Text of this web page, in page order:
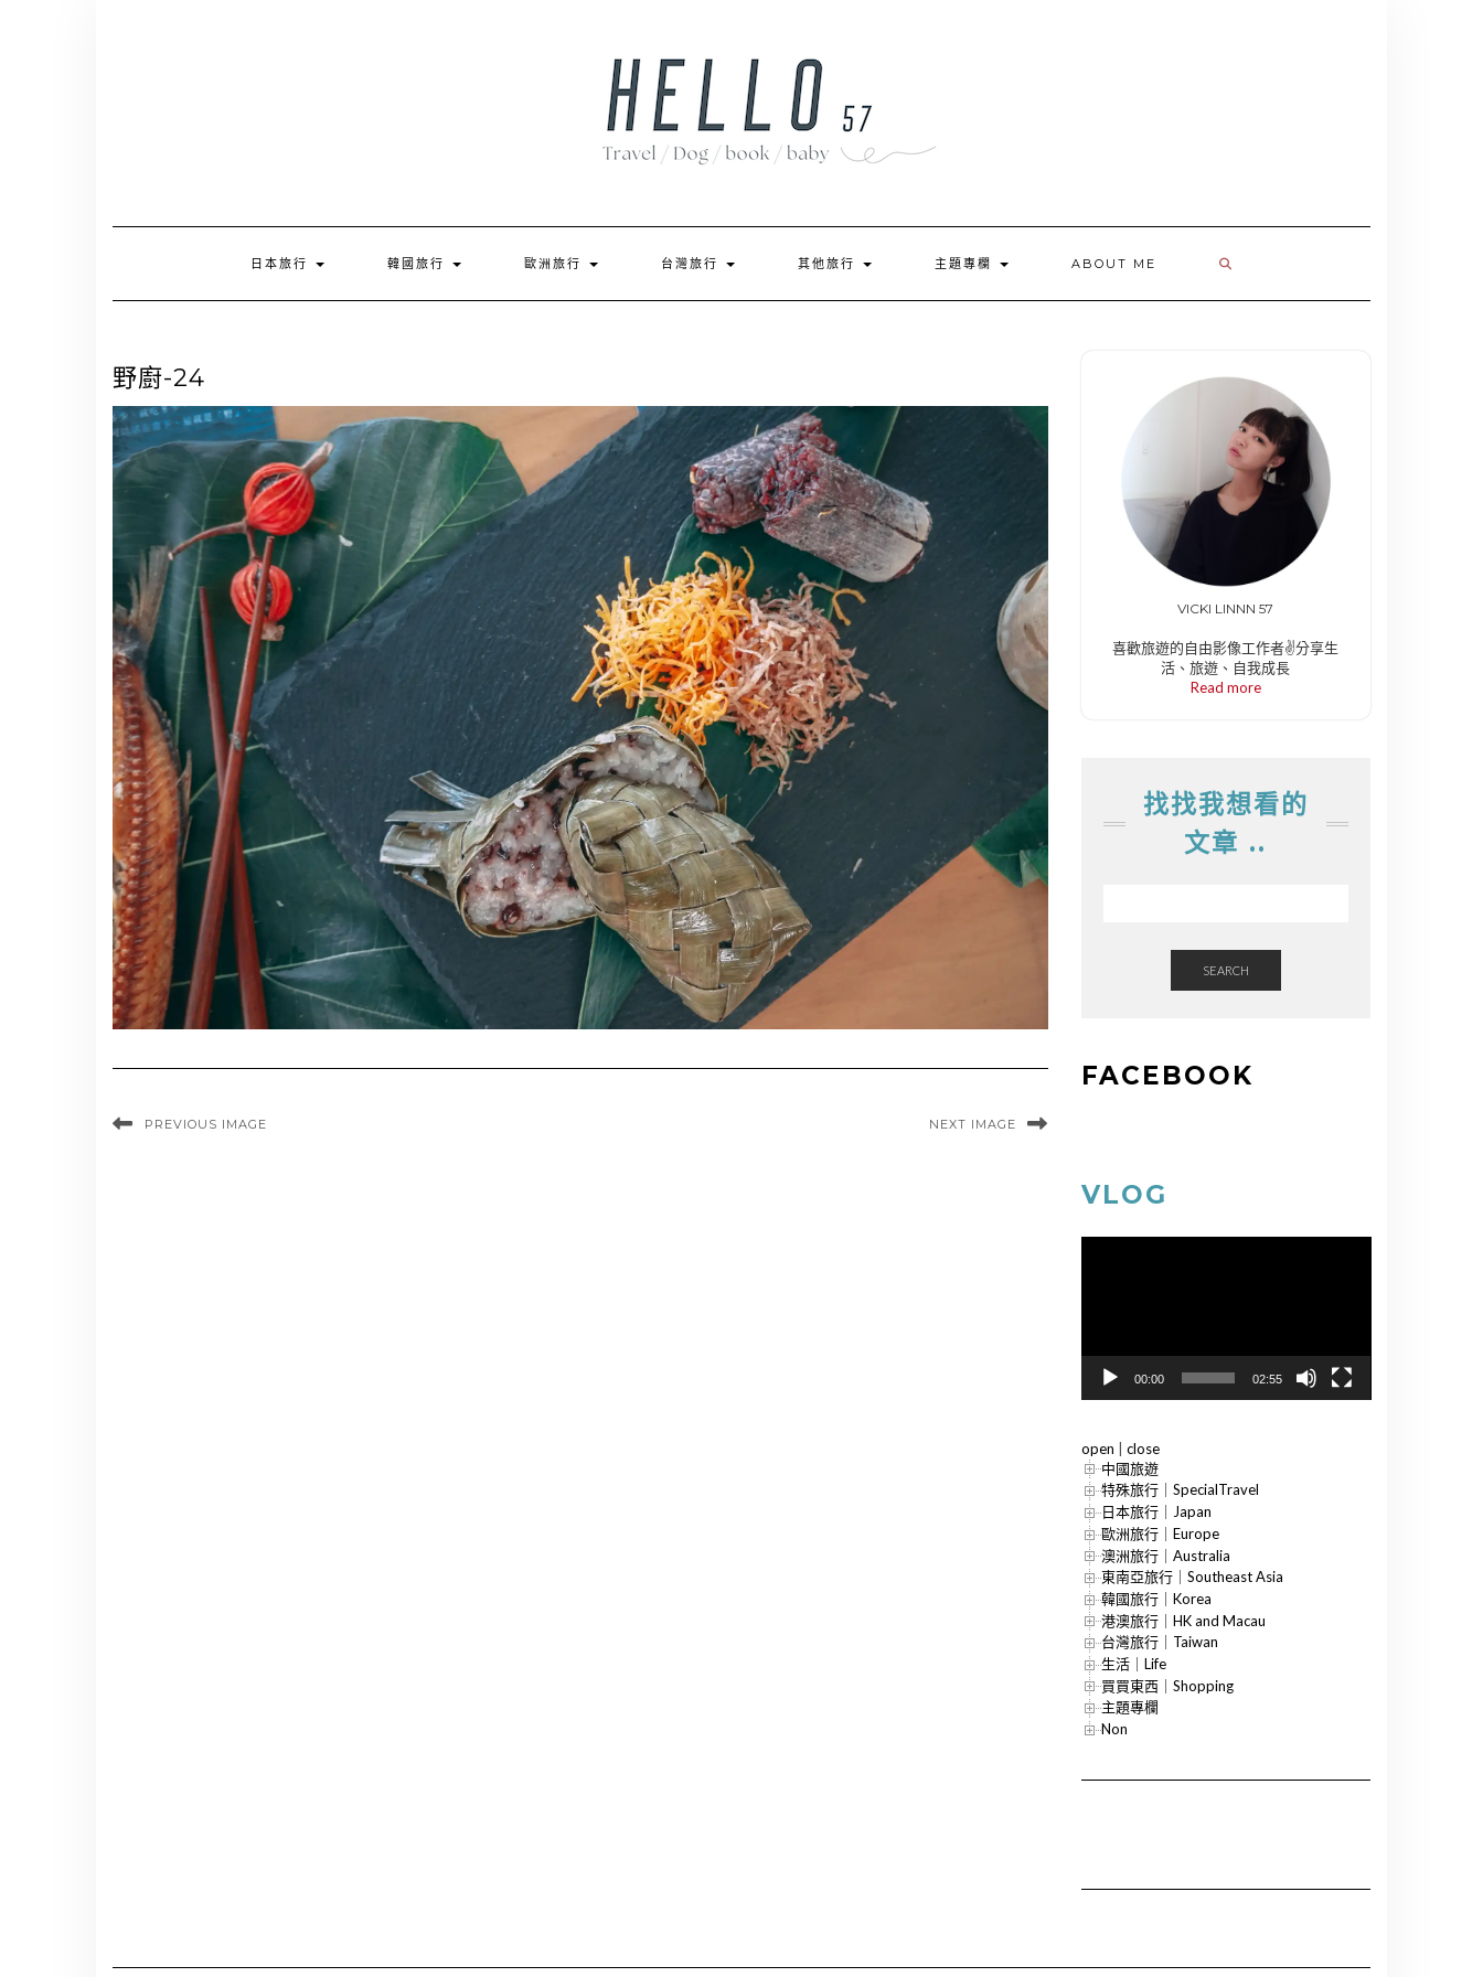
日本旅行 韓國旅行 歐洲旅行 台灣旅行 其他旅行 主題專欄 ABOUT ME
野廚-24
PREVIOUS IMAGE NEXT IMAGE
VICKI LINNN 57
喜歡旅遊的自由影像工作者✌️分享生
活、旅遊、自我成長
Read more
找找我想看的
文章 ..
SEARCH
FACEBOOK
VLOG
00:00 02:55
open
close
中國旅遊
特殊旅行｜SpecialTravel
日本旅行｜Japan
歐洲旅行｜Europe
澳洲旅行｜Australia
東南亞旅行｜Southeast Asia
韓國旅行｜Korea
港澳旅行｜HK and Macau
台灣旅行｜Taiwan
生活｜Life
買買東西｜Shopping
主題專欄
Non